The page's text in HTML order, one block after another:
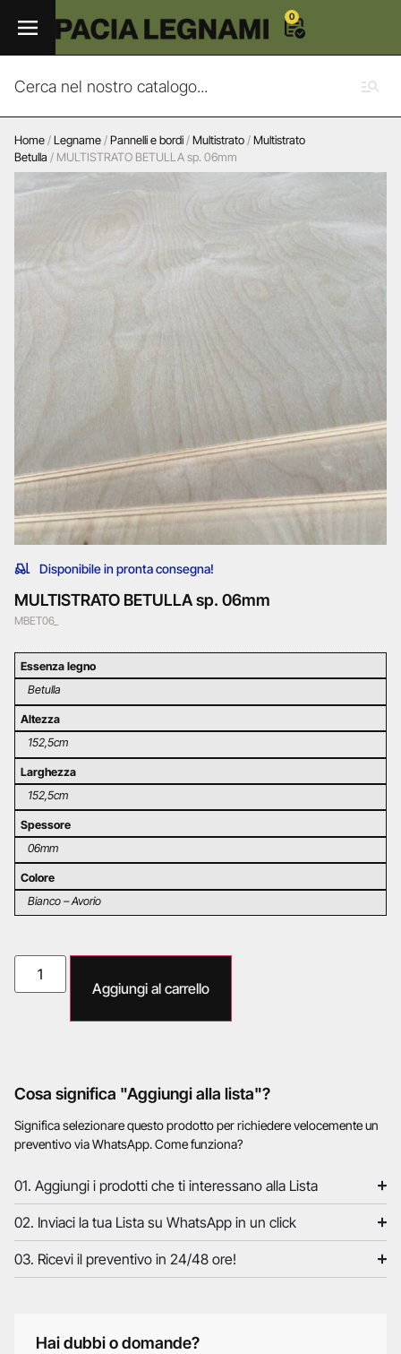
0
Home/Legname/Pannelli e bordi/Multistrato/Multistrato
Betulla / MULTISTRATO BETULLA sp. 06mm
Disponibile in pronta consegna!
MULTISTRATO BETULLA sp. 06mm
MBET06_
Essenza legno
Betulla
Altezza
152,5cm
Larghezza
152,5cm
Spessore
06mm
Colore
Bianco – Avorio
Aggiungi al carrello
Cosa significa "Aggiungi alla lista"?
Significa selezionare questo prodotto per richiedere velocemente un
preventivo via WhatsApp. Come funziona?
01. Aggiungi i prodotti che ti interessano alla Lista
02. Inviaci la tua Lista su WhatsApp in un click
03. Ricevi il preventivo in 24/48 ore!
Hai dubbi o domande?